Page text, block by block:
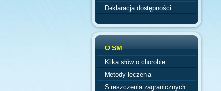
Deklaracja dostępności
O SM
Kilka słów o chorobie
Metody leczenia
Streszczenia zagranicznych